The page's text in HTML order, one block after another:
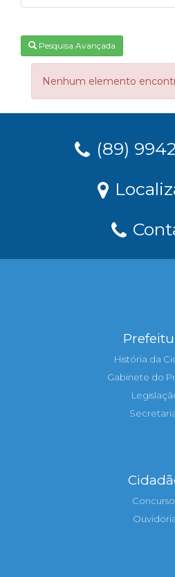
Pesquisa Avançada
Nenhum elemento
(89)
História da
Gabinete do